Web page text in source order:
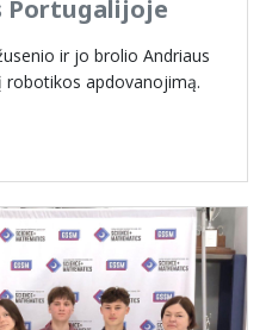
Portugalijoje
ir jo brolio Andriaus
apdovanojimą.